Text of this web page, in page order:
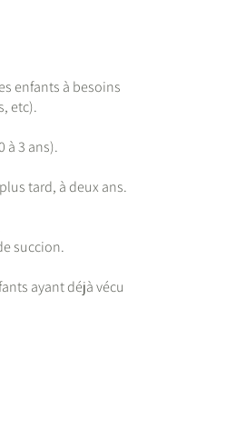
enfants à besoins
etc).
à 3 ans).
tard, à deux ans.
succion.
ayant déjà vécu